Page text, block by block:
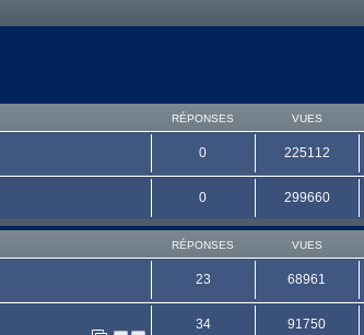
RÉPONSES VUES
0 225112
0 299660
RÉPONSES VUES
23 68961
34 91750